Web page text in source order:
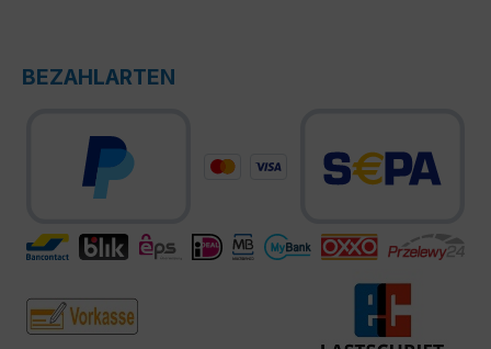
BEZAHLARTEN